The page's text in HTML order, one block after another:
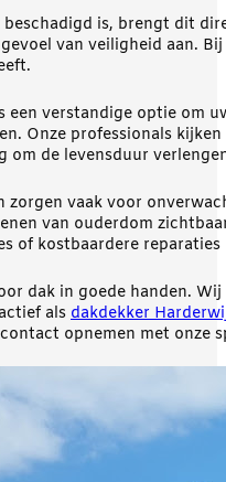
is, brengt dit
van veiligheid aan.
een verstandige optie om
Onze professionals
de levensduur
zorgen vaak voor
van ouderdom
of kostbaardere
dak in goede handen.
als dakdekker
opnemen met onze